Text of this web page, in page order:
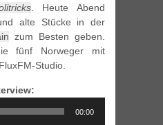
. Heute Abend
alte Stücke in der
zum Besten geben.
fünf Norweger mit
Studio.
00:00